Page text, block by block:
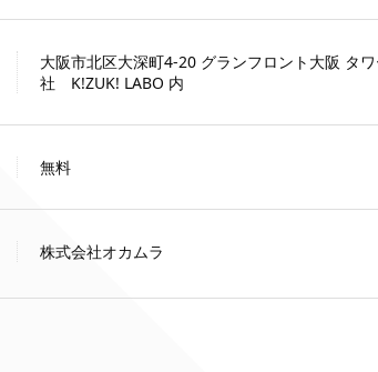
大阪市北区大深町4-20 グランフロント大阪 タ
社 K!ZUK! LABO 内
無料
株式会社オカムラ